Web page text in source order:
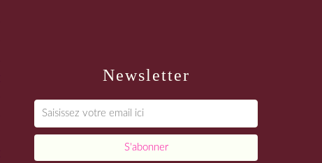
Newsletter